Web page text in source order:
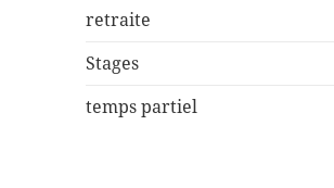
retraite
Stages
temps partiel